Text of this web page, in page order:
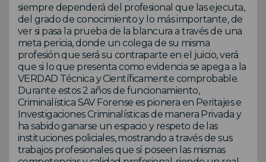
siempre dependerá del profesional que las ejecuta,
del grado de conocimiento y lo más importante, de
ver si pasa la prueba de la blancura a través de una
meta pericia, donde un colega de su misma
profesión que será su contraparte en el juicio, verá
que si lo que presenta como evidencia se apega a la
VERDAD Técnica y Científicamente comprobable.
Durante estos 2 años de funcionamiento,
Criminalística SAV Forense es pionera en Peritajes e
Investigaciones Criminalísticas de manera Privada y
ha sabido ganarse un espacio y respeto de las
instituciones policiales, mostrando a través de sus
trabajos profesionales que sí poseen las mismas